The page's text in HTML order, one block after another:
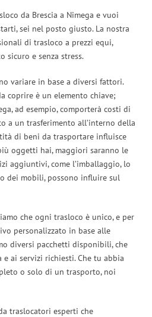
da Brescia a Nimega e vuoi
sei nel posto giusto. La nostra
di trasloco a prezzi equi,
sicuro e senza stress.
variare in base a diversi fattori.
coprire è un elemento chiave;
ad esempio, comporterà costi di
a un trasferimento all’interno della
di beni da trasportare influisce
oggetti hai, maggiori saranno le
aggiuntivi, come l’imballaggio, lo
dei mobili, possono influire sul
che ogni trasloco è unico, e per
personalizzato in base alle
diversi pacchetti disponibili, che
e ai servizi richiesti. Che tu abbia
o solo di un trasporto, noi
traslocatori esperti che